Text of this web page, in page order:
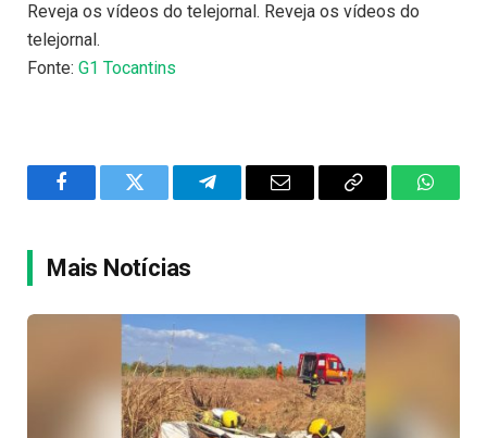
Reveja os vídeos do telejornal. Reveja os vídeos do
telejornal.
Fonte: G1 Tocantins
FacebookTwitter TelegramEmail
Copy
Mais Notícias